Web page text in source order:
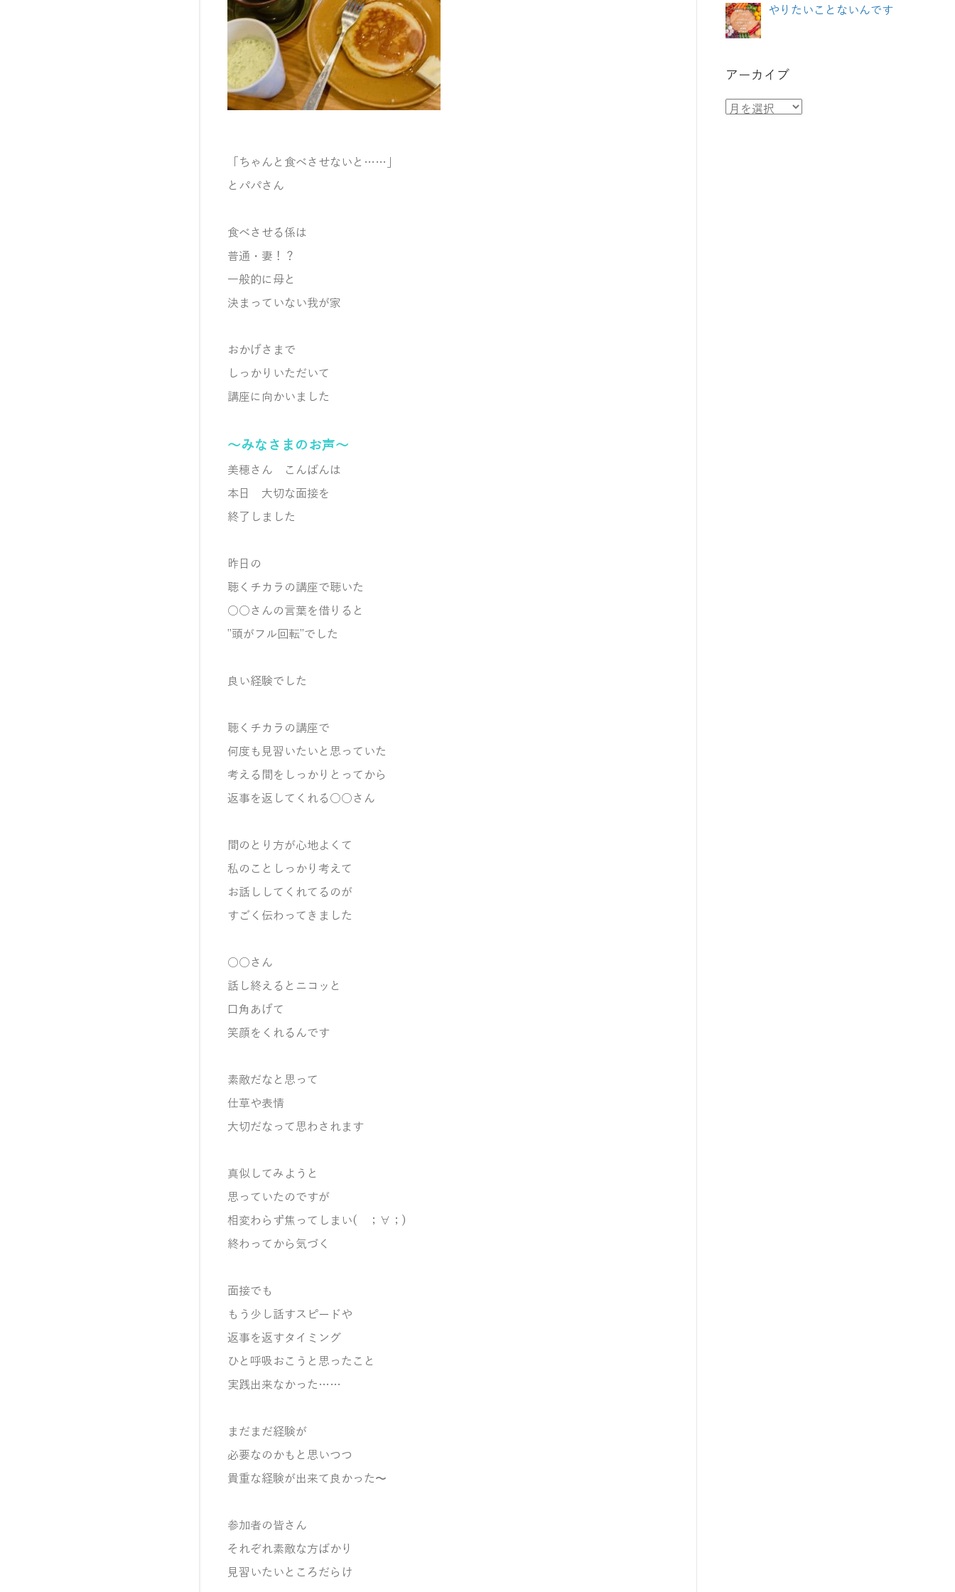
「ちゃんと食べさせないと……」
と パパさん
食べさせる係は
普通・妻！？
一般的に母と
決まっていない我が家
おかげさまで
しっかりいただいて
講座に向かいました
～みなさまのお声～
美穂さん こんばんは
本日 大切な面接を
終了しました
昨日の
聴くチカラの講座で聴いた
○○さんの言葉を借りると
”頭がフル回転”でした
良い経験でした
聴くチカラの講座で
何度も見習いたいと思っていた
考える間をしっかりとってから
返事を返してくれる○○さん
間のとり方が心地よくて
私のことしっかり考えて
お話ししてくれてるのが
すごく伝わってきました
○○さん
話し終えるとニコッと
口角あげて
笑顔をくれるんです
素敵だなと思って
仕草や表情
大切だなって思わされます
真似してみようと
思っていたのですが
相変わらず焦ってしまい( ；∀；)
終わってから気づく
面接でも
もう少し話すスピードや
返事を返すタイミング
ひと呼吸おこうと思ったこと
実践出来なかった……
まだまだ経験が
必要なのかもと思いつつ
貴重な経験が出来て良かった〜
参加者の皆さん
それぞれ素敵な方ばかり
見習いたいところだらけ
やりたいことないんです
アーカイブ
ア